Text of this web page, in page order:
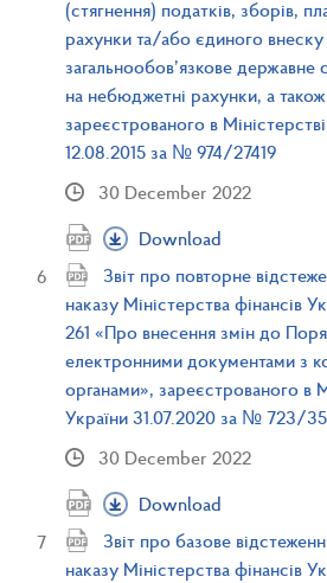
(стягнення) податків, зборів,
рахунки та/або єдиного внеску
загальнообов’язкове державне
на небюджетні рахунки, а
зареєстрованого в
12.08.2015 за № 974/27419
30 December 2022
Download
Звіт про повторне
наказу Міністерства фінансів
261 «Про внесення змін до
електронними документами з
органами», зареєстрованого в
України 31.07.2020 за № 723/
30 December 2022
Download
Звіт про базове
наказу Міністерства фінансів